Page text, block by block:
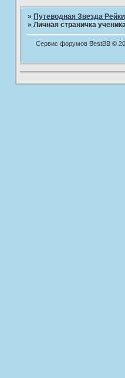
» Путеводная Звезда Рейки
» Личная страничка
Сервис форумов BestBB ©